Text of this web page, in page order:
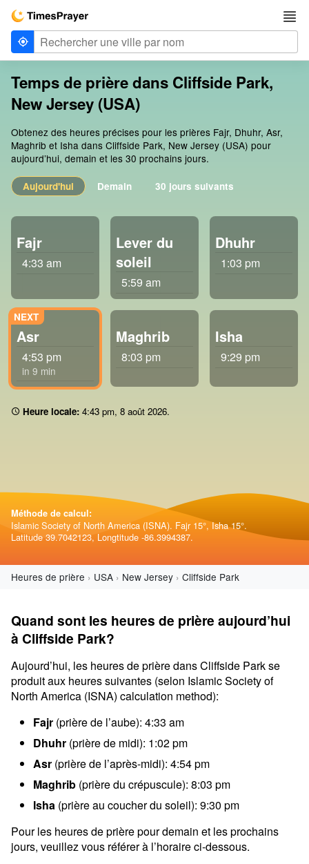
Temps de prière dans Cliffside Park,
New Jersey (USA)
Obtenez des heures précises pour les prières Fajr, Dhuhr, Asr,
Maghrib et Isha dans Cliffside Park, New Jersey (USA) pour
aujourd’hui, demain et les 30 prochains jours.
Aujourd'hui Demain 30 jours suivants
Fajr
4:33 am
Lever du
soleil
5:59 am
Dhuhr
1:03 pm
Asr
4:53 pm
in 9 min
Maghrib
8:03 pm
Isha
9:29 pm
Heure locale: 4:43 pm, 8 août 2026.
Méthode de calcul:
Islamic Society of North America (ISNA). Fajr 15°, Isha 15°.
Latitude 39.7042123, Longtitude -86.3994387.
Heures de prière USA New Jersey Cliffside Park
Quand sont les heures de prière aujourd’hui
à Cliffside Park?
Aujourd’hui, les heures de prière dans Cliffside Park se
produit aux heures suivantes (selon Islamic Society of
North America (ISNA) calculation method):
Fajr (prière de l’aube): 4:33 am
Dhuhr (prière de midi): 1:02 pm
Asr (prière de l’après-midi): 4:54 pm
Maghrib (prière du crépuscule): 8:03 pm
Isha (prière au coucher du soleil): 9:30 pm
Pour les heures de prière pour demain et les prochains
jours, veuillez vous référer à l’horaire ci-dessous.